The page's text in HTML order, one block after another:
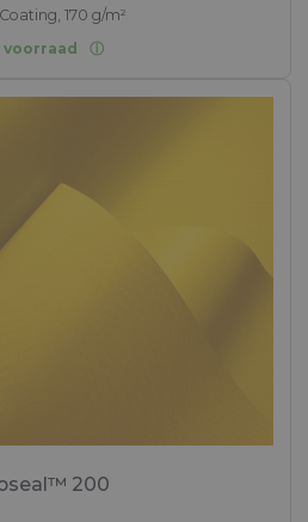
170 g/m²
voorraad
200